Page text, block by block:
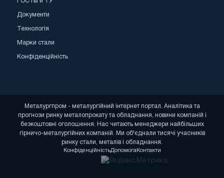
Документи
Технологія
Марки стали
Конфіденційність
Металургпром - металургійний інтернет портал. Аналітика та
прогнози ринку металопрокату та обладнання, новини компаній і
безкоштовні оголошення. Нас читають менеджери найбільших
гірничо-металургійних компаній. Ми об'єднали тисячі учасників
ринку стали, металів і обладнання.
КонфіденційністьДопомогаКонтакти